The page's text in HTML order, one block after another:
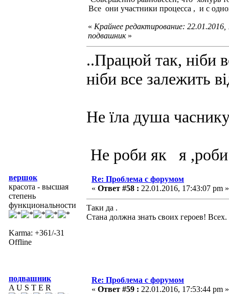
Все они участники процесса , и с
« Крайнее редактирование:
подвашник»
..Працюй так, ніби
ніби все залежить
Не їла душа
Не роби як я
вершок
красота - высшая
степень
функциональности
Karma: +361/-31
Offline
Re: Проблема с форумом
« Ответ #58 : 22.01.2016, 17:43:07 pm »
Таки да .
Стана должна знать своих героев! Всех.
подвашник
A U S T E R
Re: Проблема с форумом
« Ответ #59 : 22.01.2016, 17:53:44 pm »